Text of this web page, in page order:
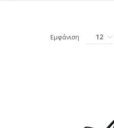
Εμφάνιση 12